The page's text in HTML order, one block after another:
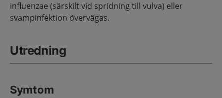
influenzae (särskilt vid spridning till vulva) eller
svampinfektion övervägas.
Utredning
Symtom